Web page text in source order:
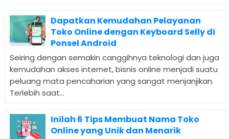
Dapatkan Kemudahan Pelayanan
Toko Online dengan Keyboard Selly di
Ponsel Android
Seiring dengan semakin canggihnya teknologi dan juga
kemudahan akses internet, bisnis online menjadi suatu
peluang mata pencaharian yang sangat menjanjikan.
Terlebih saat...
Inilah 6 Tips Membuat Nama Toko
Online yang Unik dan Menarik